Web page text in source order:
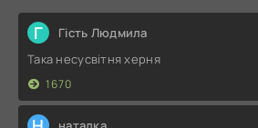
Г Гість Людмила
Така несусвітня херня
1670